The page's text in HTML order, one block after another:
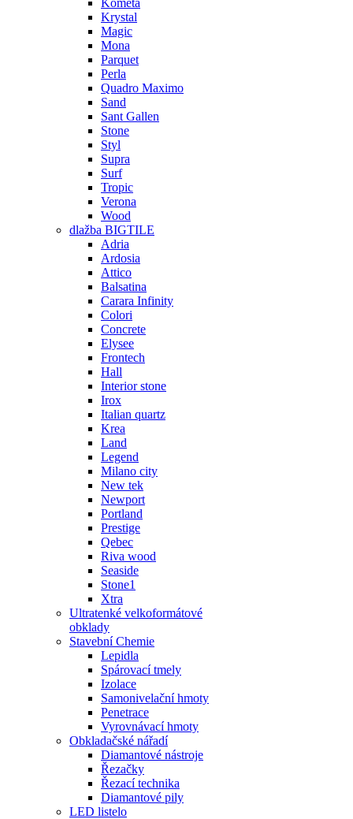
Kometa
Krystal
Magic
Mona
Parquet
Perla
Quadro Maximo
Sand
Sant Gallen
Stone
Styl
Supra
Surf
Tropic
Verona
Wood
dlažba BIGTILE
Adria
Ardosia
Attico
Balsatina
Carara Infinity
Colori
Concrete
Elysee
Frontech
Hall
Interior stone
Irox
Italian quartz
Krea
Land
Legend
Milano city
New tek
Newport
Portland
Prestige
Qebec
Riva wood
Seaside
Stone1
Xtra
Ultratenké velkoformátové
obklady
Stavební Chemie
Lepidla
Spárovací tmely
Izolace
Samonivelační hmoty
Penetrace
Vyrovnávací hmoty
Obkladačské nářadí
Diamantové nástroje
Řezačky
Řezací technika
Diamantové pily
LED listelo